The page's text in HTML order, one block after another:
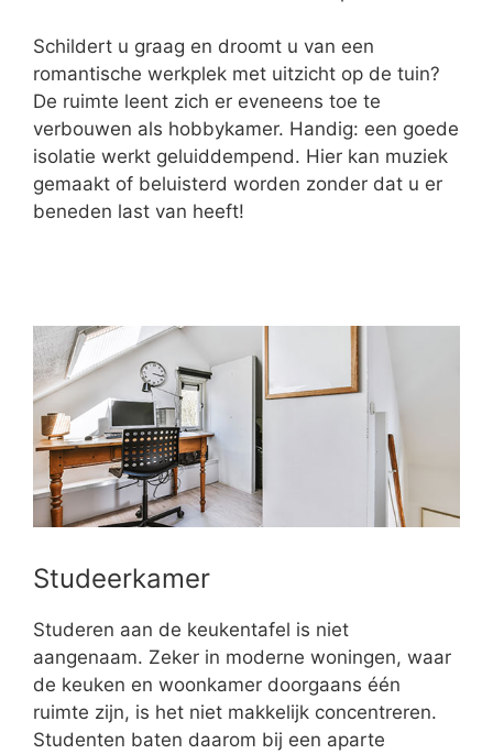
Schildert u graag en droomt u van een
romantische werkplek met uitzicht op de tuin?
De ruimte leent zich er eveneens toe te
verbouwen als hobbykamer. Handig: een goede
isolatie werkt geluiddempend. Hier kan muziek
gemaakt of beluisterd worden zonder dat u er
beneden last van heeft!
Studeerkamer
Studeren aan de keukentafel is niet
aangenaam. Zeker in moderne woningen, waar
de keuken en woonkamer doorgaans één
ruimte zijn, is het niet makkelijk concentreren.
Studenten baten daarom bij een aparte